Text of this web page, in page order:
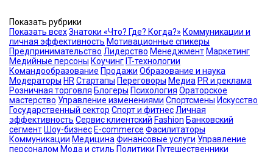
Показать рубрики
Показать всехЗнатоки «Что? Где? Когда?» Коммуникации и
личная эффективность Мотивационные спикеры
Предпринимательство Лидерство Менеджмент Маркетинг
Медийные персоны Коучинг IT-технологии
Командообразование Продажи Образование и наука
Модераторы HR Стартапы Переговоры Медиа PR и реклама
Розничная торговля Блогеры Психология Ораторское
мастерство Управление изменениями Спортсмены Искусство
Государственный сектор Спорт и фитнес Личная
эффективность Сервис клиентский Fashion Банковский
сегмент Шоу-бизнес E-commerce Фасилитаторы
Коммуникации Медицина Финансовые услуги Управление
персоналом Мода и стиль Политики Путешественники